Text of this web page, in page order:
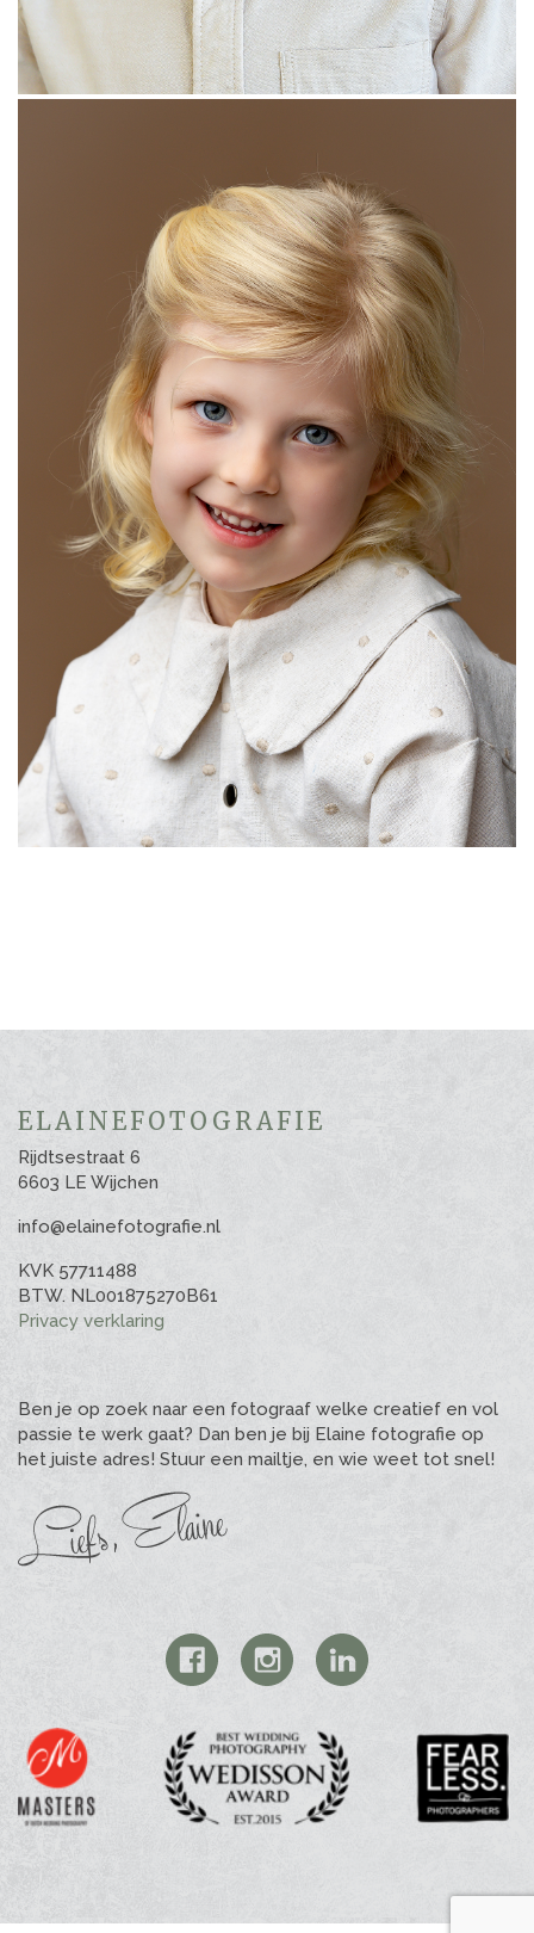
ELAINEFOTOGRAFIE
Rijdtsestraat 6
6603 LE Wijchen
info@elainefotografie.nl
KVK 57711488
BTW. NL001875270B61
Privacy verklaring
Ben je op zoek naar een fotograaf welke creatief en vol
passie te werk gaat? Dan ben je bij Elaine fotografie op
het juiste adres! Stuur een mailtje, en wie weet tot snel!